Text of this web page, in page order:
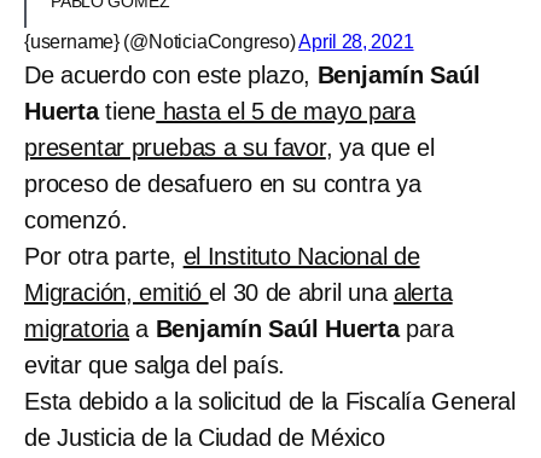
{username} (@NoticiaCongreso)April 28, 2021
De acuerdo con este plazo, Benjamín Saúl
Huertatiene hasta el 5 de mayo para
presentar pruebas a su favor, ya que el
proceso de desafuero en su contra ya
comenzó.
Por otra parte, el Instituto Nacional de
Migración, emitió el 30 de abril una alerta
migratoria a Benjamín Saúl Huertapara
evitar que salga del país.
Esta debido a la solicitud de la Fiscalía General
de Justicia de la Ciudad de México